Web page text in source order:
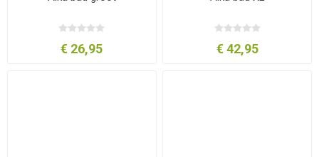
€ 26,95 € 42,95